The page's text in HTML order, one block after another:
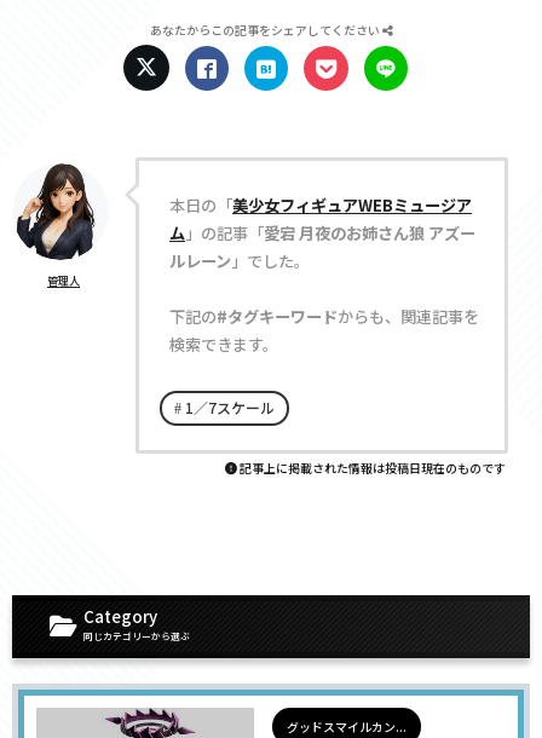
あなたからこの記事をシェアしてください
管理人
本日の「美少女フィギュアWEBミュージア
ム」の記事「愛宕 月夜のお姉さん狼 アズー
ルレーン」でした。
下記の#タグキーワードからも、関連記事を
検索できます。
1／7スケール
記事上に掲載された情報は投稿日現在のものです
Category
同じカテゴリーから選ぶ
グッドスマイルカン...